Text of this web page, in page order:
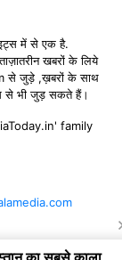
में से एक है.
खबरों के लिये
से जुड़े ,ख़बरों के साथ
से भी जुड़ सकते हैं।
family